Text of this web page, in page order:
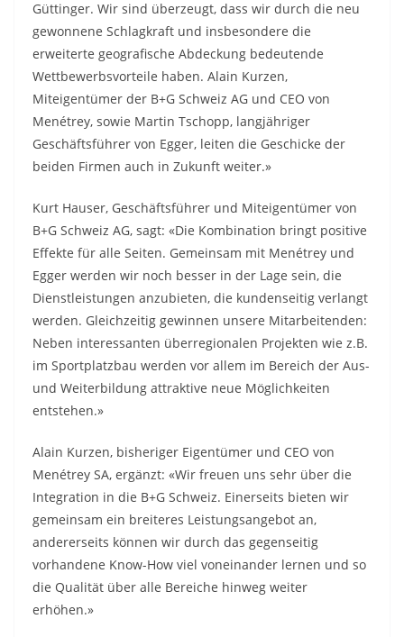
Güttinger. Wir sind überzeugt, dass wir durch die neu
gewonnene Schlagkraft und insbesondere die
erweiterte geografische Abdeckung bedeutende
Wettbewerbsvorteile haben. Alain Kurzen,
Miteigentümer der B+G Schweiz AG und CEO von
Menétrey, sowie Martin Tschopp, langjähriger
Geschäftsführer von Egger, leiten die Geschicke der
beiden Firmen auch in Zukunft weiter.»
Kurt Hauser, Geschäftsführer und Miteigentümer von
B+G Schweiz AG, sagt: «Die Kombination bringt positive
Effekte für alle Seiten. Gemeinsam mit Menétrey und
Egger werden wir noch besser in der Lage sein, die
Dienstleistungen anzubieten, die kundenseitig verlangt
werden. Gleichzeitig gewinnen unsere Mitarbeitenden:
Neben interessanten überregionalen Projekten wie z.B.
im Sportplatzbau werden vor allem im Bereich der Aus-
und Weiterbildung attraktive neue Möglichkeiten
entstehen.»
Alain Kurzen, bisheriger Eigentümer und CEO von
Menétrey SA, ergänzt: «Wir freuen uns sehr über die
Integration in die B+G Schweiz. Einerseits bieten wir
gemeinsam ein breiteres Leistungsangebot an,
andererseits können wir durch das gegenseitig
vorhandene Know-How viel voneinander lernen und so
die Qualität über alle Bereiche hinweg weiter
erhöhen.»